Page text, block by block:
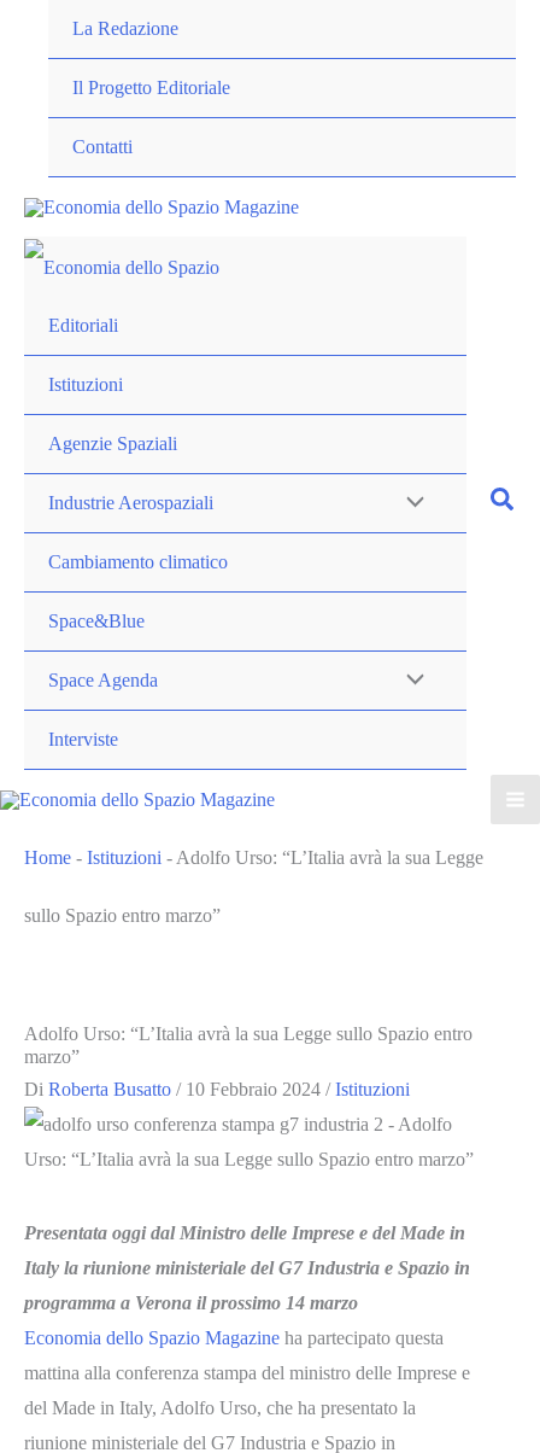
contenuto
La Redazione
Il Progetto Editoriale
Contatti
Editoriali
Istituzioni
Agenzie Spaziali
Industrie Aerospaziali
Cambiamento climatico
Space&Blue
Space Agenda
Interviste
Home - Istituzioni - Adolfo Urso: “L’Italia avrà la sua Legge
sullo Spazio entro marzo”
Adolfo Urso: “L’Italia avrà la sua Legge sullo Spazio entro
marzo”
Di Roberta Busatto / 10 Febbraio 2024 /Istituzioni
Presentata oggi dal Ministro delle Imprese e del Made in
Italy la riunione ministeriale del G7 Industria e Spazio in
programma a Verona il prossimo 14 marzo
Economia dello Spazio Magazine ha partecipato questa
mattina alla conferenza stampa del ministro delle Imprese e
del Made in Italy, Adolfo Urso, che ha presentato la
riunione ministeriale del G7 Industria e Spazio in